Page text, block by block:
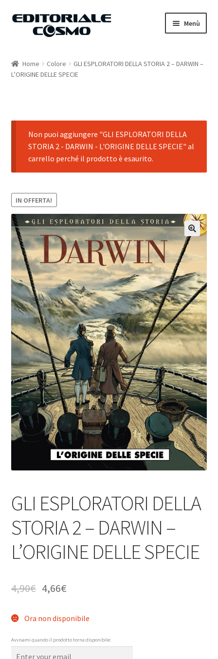
Vai
Vai
Menù
Catalogo
Home Colore
GLI ESPLORATORI DELLA STORIA 2 – DARWIN –
L’ORIGINE DELLE SPECIE
Non puoi aggiungere "GLI ESPLORATORI DELLA
STORIA 2 - DARWIN - L'ORIGINE DELLE SPECIE" al
carrello perché il prodotto è esaurito.
IN OFFERTA!
GLI ESPLORATORI DELLA
STORIA 2 – DARWIN –
L’ORIGINE DELLE SPECIE
4,90€ 4,66€
Ora non disponibile
Avvisami quando il prodotto torna disponibile: